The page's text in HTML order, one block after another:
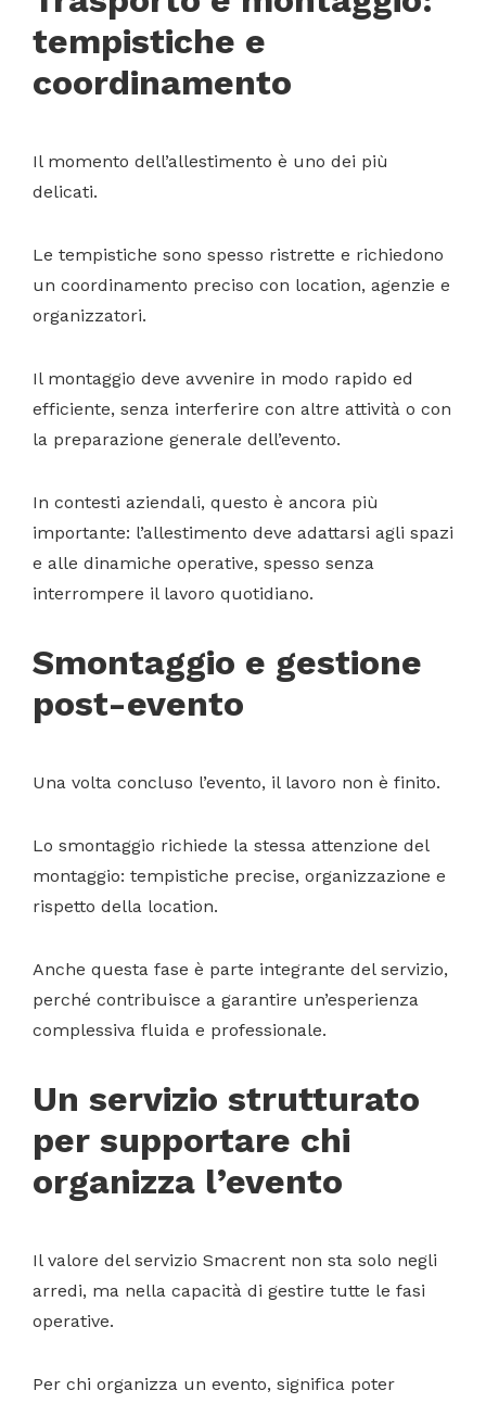
tempistiche e
coordinamento
Il momento dell’allestimento è uno dei più
delicati.
Le tempistiche sono spesso ristrette e richiedono
un coordinamento preciso con location, agenzie e
organizzatori.
Il montaggio deve avvenire in modo rapido ed
efficiente, senza interferire con altre attività o con
la preparazione generale dell’evento.
In contesti aziendali, questo è ancora più
importante: l’allestimento deve adattarsi agli spazi
e alle dinamiche operative, spesso senza
interrompere il lavoro quotidiano.
Smontaggio e gestione
post-evento
Una volta concluso l’evento, il lavoro non è finito.
Lo smontaggio richiede la stessa attenzione del
montaggio: tempistiche precise, organizzazione e
rispetto della location.
Anche questa fase è parte integrante del servizio,
perché contribuisce a garantire un’esperienza
complessiva fluida e professionale.
Un servizio strutturato
per supportare chi
organizza l’evento
Il valore del servizio Smacrent non sta solo negli
arredi, ma nella capacità di gestire tutte le fasi
operative.
Per chi organizza un evento, significa poter